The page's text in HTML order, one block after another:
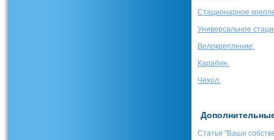
Стационарное
Универсальное
Велокрепление.
Карабин.
Чехол.
Статья "Ваши